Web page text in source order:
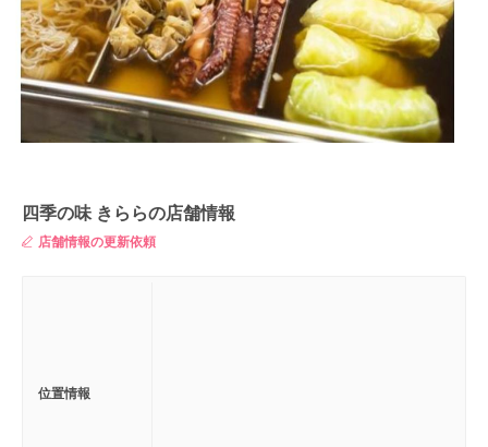
四季の味 きららの店舗情報
店舗情報の更新依頼
位置情報